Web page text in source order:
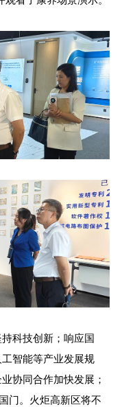
科技创新；响应国
智能等产业发展规
协同合作加快发展；
门。火炬高新区将不